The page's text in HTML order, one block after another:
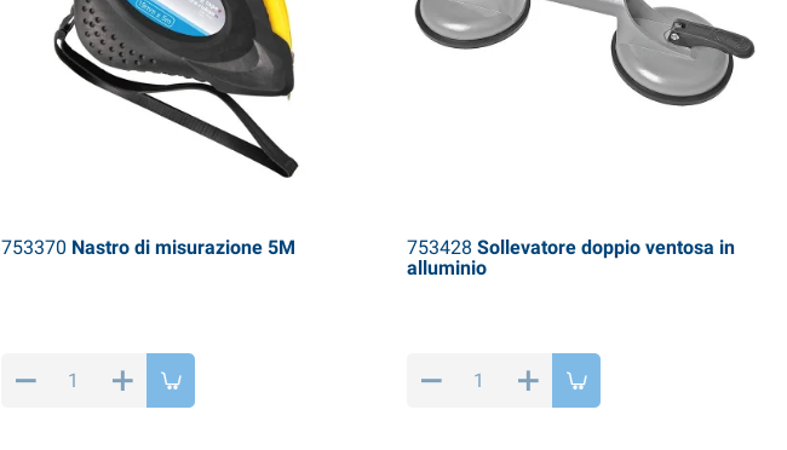
753370 Nastro di misurazione 5M 753428 Sollevatore doppio ventosa in
alluminio